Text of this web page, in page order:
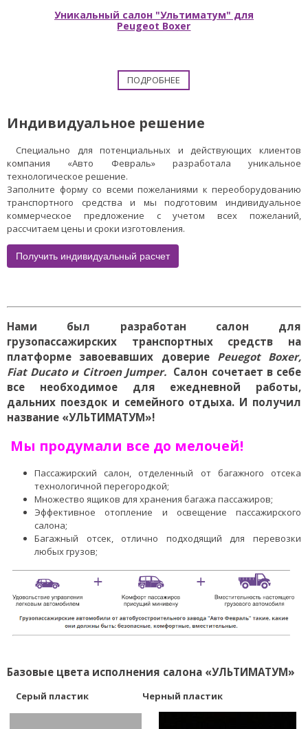
Уникальный салон "Ультиматум" для
Peugeot Boxer
ПОДРОБНЕЕ
Индивидуальное решение
Специально для потенциальных и действующих клиентов
компания «Авто Февраль» разработала уникальное
технологическое решение.
Заполните форму со всеми пожеланиями к переоборудованию
транспортного средства и мы подготовим индивидуальное
коммерческое предложение с учетом всех пожеланий,
рассчитаем цены и сроки изготовления.
Получить индивидуальный расчет
Нами был разработан салон для
грузопассажирских транспортных средств на
платформе завоевавших доверие
Peuegot Boxer,
Fiat Ducato и Citroen Jumper. Салон сочетает в себе
все необходимое для ежедневной работы,
дальних поездок и семейного отдыха. И получил
название «УЛЬТИМАТУМ»!
Мы продумали все до мелочей!
Пассажирский салон, отделенный от багажного отсека
технологичной перегородкой;
Множество ящиков для хранения багажа пассажиров;
Эффективное отопление и освещение пассажирского
салона;
Багажный отсек, отлично подходящий для перевозки
любых грузов;
Базовые цвета исполнения салона «УЛЬТИМАТУМ»
Серый пластик Черный пластик